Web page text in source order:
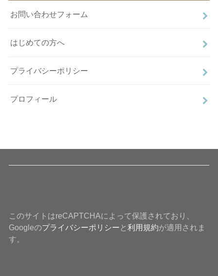
お問い合わせフォーム
はじめての方へ
プライバシーポリシー
プロフィール
このサイトはreCAPTCHAによって保護されており、
Googleのプライバシーポリシー と 利用規約が適用されま
す。